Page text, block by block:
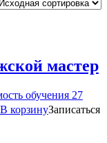
мастер
обучения 27
В корзинуЗаписаться